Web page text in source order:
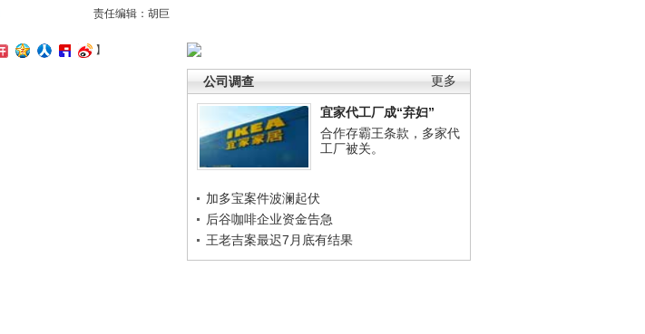
更多
公司调查
宜家代工厂成“弃妇”
合作存霸王条款，多家代
工厂被关。
加多宝案件波澜起伏
后谷咖啡企业资金告急
王老吉案最迟7月底有结果
责任编辑：胡巨
】